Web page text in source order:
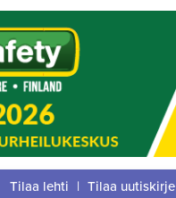
Tilaa lehti | Tilaa uutiskirje